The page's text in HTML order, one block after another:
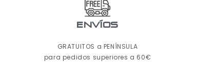
ENVÍOS
GRATUITOS a PENÍNSULA
para pedidos superiores a 60€